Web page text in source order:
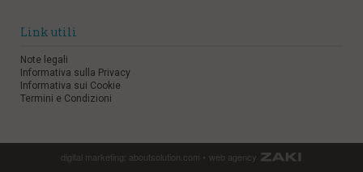
Link utili
Note legali
Informativa sulla Privacy
Informativa sui Cookie
Termini e Condizioni
digital marketing: aboutsolution.com •web agency